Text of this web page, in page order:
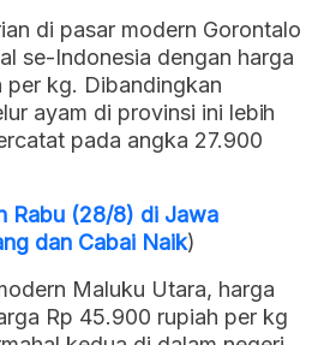
di pasar modern Gorontalo
se-Indonesia dengan harga
per kg. Dibandingkan
ayam di provinsi ini lebih
pada angka 27.900
Rabu (28/8) di Jawa
dan Cabai Naik)
Maluku Utara, harga
Rp 45.900 rupiah per kg